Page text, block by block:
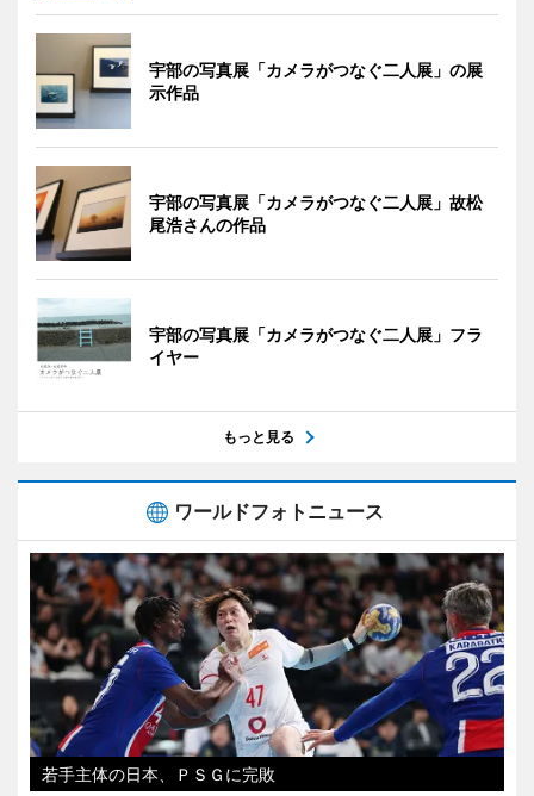
宇部の写真展「カメラがつなぐ二人展」の展
示作品
宇部の写真展「カメラがつなぐ二人展」故松
尾浩さんの作品
宇部の写真展「カメラがつなぐ二人展」フラ
イヤー
もっと見る
ワールドフォトニュース
若手主体の日本、ＰＳＧに完敗